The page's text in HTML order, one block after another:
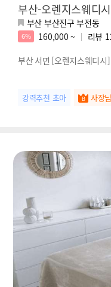
부산-오렌지스웨디시
부산 부산진구 부전동
6% 160,000 ~ 리뷰
강력추천 초아 사장